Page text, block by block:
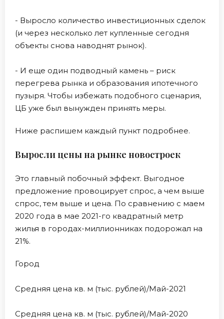
- Выросло количество инвестиционных сделок
(и через несколько лет купленные сегодня
объекты снова наводнят рынок).
- И еще один подводный камень – риск
перегрева рынка и образования ипотечного
пузыря. Чтобы избежать подобного сценария,
ЦБ уже был вынужден принять меры.
Ниже распишем каждый пункт подробнее.
Выросли цены на рынке новостроек
Это главный побочный эффект. Выгодное
предложение провоцирует спрос, а чем выше
спрос, тем выше и цена. По сравнению с маем
2020 года в мае 2021-го квадратный метр
жилья в городах-миллионниках подорожал на
21%.
Город
Средняя цена кв. м (тыс. рублей)/Май-2021
Средняя цена кв. м (тыс. рублей)/Май-2020